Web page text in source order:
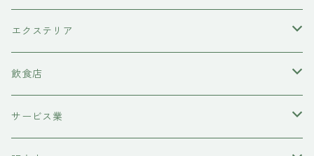
前田牧場
吉岡食品工業
ハニーラルヴァ
コースター
ヘアケア
シャンプー
コンディショナー
水槽底床
コースター
カレー
牛肉
糀
日本酒
ワイン
甘酒
エクステリア
物置
飲食店
レストラン
サービス業